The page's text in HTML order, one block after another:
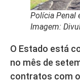
Polícia Penal
Imagem:
O Estado está
no mês de
contratos com